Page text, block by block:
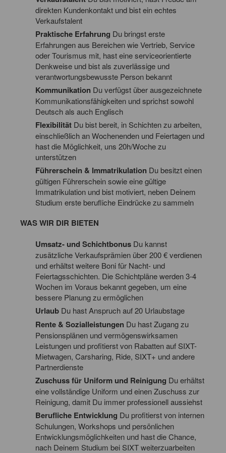
direkten Kundenkontakt und bist ein echtes
Verkaufstalent
Praktische Erfahrung Du bringst erste
Erfahrungen aus Bereichen wie Vertrieb, Service
oder Tourismus mit, hast eine serviceorientierte
Denkweise und bist als zuverlässige und
verantwortungsbewusste Person bekannt
Kommunikation Du verfügst über ausgezeichnete
Kommunikationsfähigkeiten und sprichst sowohl
Deutsch als auch Englisch
Flexibilität Du bist bereit, in Schichten zu arbeiten,
einschließlich an Wochenenden und Feiertagen und
hast die Möglichkeit, uns 20h/Woche zu
unterstützen
Führerschein & Immatrikulation Du besitzt einen
gültigen Führerschein sowie eine gültige
Immatrikulation und bist motiviert, neben Deinem
Studium erste berufliche Eindrücke zu sammeln
WAS WIR DIR BIETEN
Umsatz- und Schichtbonus Du kannst
zusätzliche Verkaufsprämien über 200 € verdienen
und erhältst weitere Boni für Nacht- und
Feiertagsschichten. Die Schichtpläne werden 3-4
Wochen im Voraus bekannt gegeben, um eine
bessere Planung zu ermöglichen
Urlaub Du hast Anspruch auf 20 Urlaubstage
Rente & Sozialleistungen Du hast Zugang zu
Pensionsplänen und vermögenswirksamen
Leistungen und profitierst von Rabatten auf SIXT-
Mietwagen, Carsharing, Ride, SIXT+ und andere
Partnerdienste
Zuschuss für Uniform und Reinigung Du erhältst
eine vollständige Uniform und einen Zuschuss zur
Reinigung, damit Du immer professionell aussiehst
Berufliche Entwicklung Du profitierst von internen
Schulungen, Workshops und persönlichen
Entwicklungsmöglichkeiten und hast die Chance,
nach Deinem Studium bei SIXT weiterzuarbeiten